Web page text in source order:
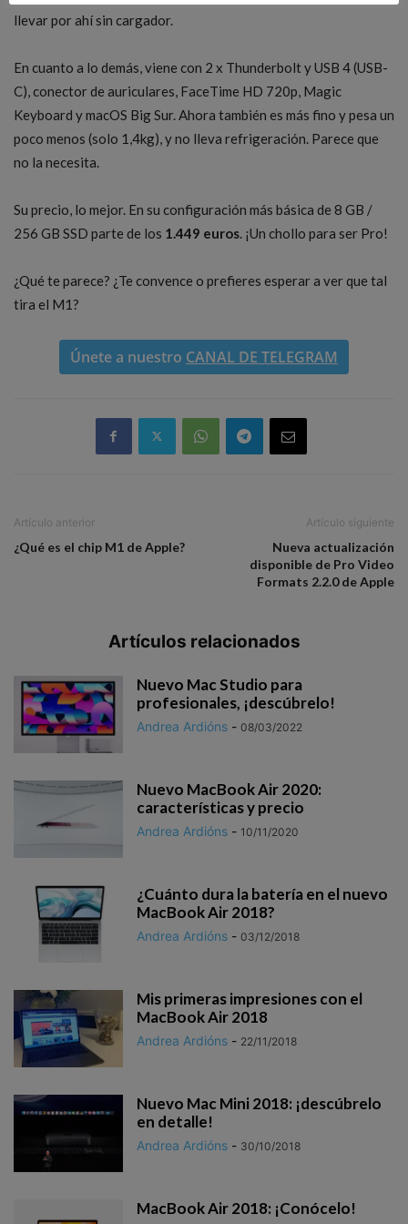
llevar por ahí sin cargador.
En cuanto a lo demás, viene con 2 x Thunderbolt y USB 4 (USB-
C), conector de auriculares, FaceTime HD 720p, Magic
Keyboard y macOS Big Sur. Ahora también es más fino y pesa un
poco menos (solo 1,4kg), y no lleva refrigeración. Parece que
no la necesita.
Su precio, lo mejor. En su configuración más básica de 8 GB /
256 GB SSD parte de los 1.449 euros. ¡Un chollo para ser Pro!
¿Qué te parece? ¿Te convence o prefieres esperar a ver que tal
tira el M1?
Únete a nuestro CANAL DE TELEGRAM
Artículo anterior
¿Qué es el chip M1 de Apple?
Artículo siguiente
Nueva actualización
disponible de Pro Video
Formats 2.2.0 de Apple
Artículos relacionados
Nuevo Mac Studio para
profesionales, ¡descúbrelo!
Andrea Ardións - 08/03/2022
Nuevo MacBook Air 2020:
características y precio
Andrea Ardións - 10/11/2020
¿Cuánto dura la batería en el nuevo
MacBook Air 2018?
Andrea Ardións - 03/12/2018
Mis primeras impresiones con el
MacBook Air 2018
Andrea Ardións - 22/11/2018
Nuevo Mac Mini 2018: ¡descúbrelo
en detalle!
Andrea Ardións - 30/10/2018
MacBook Air 2018: ¡Conócelo!